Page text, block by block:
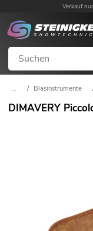
Verkauf
... / Blasinstrumente
DIMAVERY